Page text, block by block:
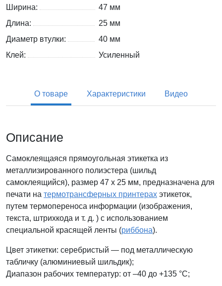
Ширина:
47 мм
Длина:
25 мм
Диаметр втулки:
40 мм
Клей:
Усиленный
О товаре Характеристики Видео
Описание
Самоклеящаяся прямоугольная этикетка из
металлизированного полиэстера (шильд
самоклеящийся), размер 47 x 25 мм, предназначена для
печати на термотрансферных принтерах этикеток,
путем термопереноса информации (изображения,
текста, штрихкода и т. д. ) с использованием
специальной красящей ленты (риббона).
Цвет этикетки: серебристый — под металлическую
табличку (алюминиевый шильдик);
Диапазон рабочих температур: от –40 до +135 °С;